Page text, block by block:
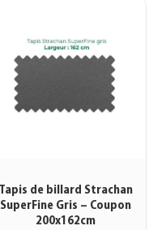
Tapis de billard Strachan
SuperFine Gris – Coupon
200x162cm